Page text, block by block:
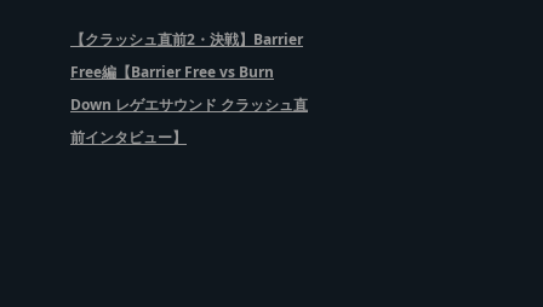
【クラッシュ直前2・決戦】Barrier
Free編【Barrier Free vs Burn
Down レゲエサウンド クラッシュ直
前インタビュー】